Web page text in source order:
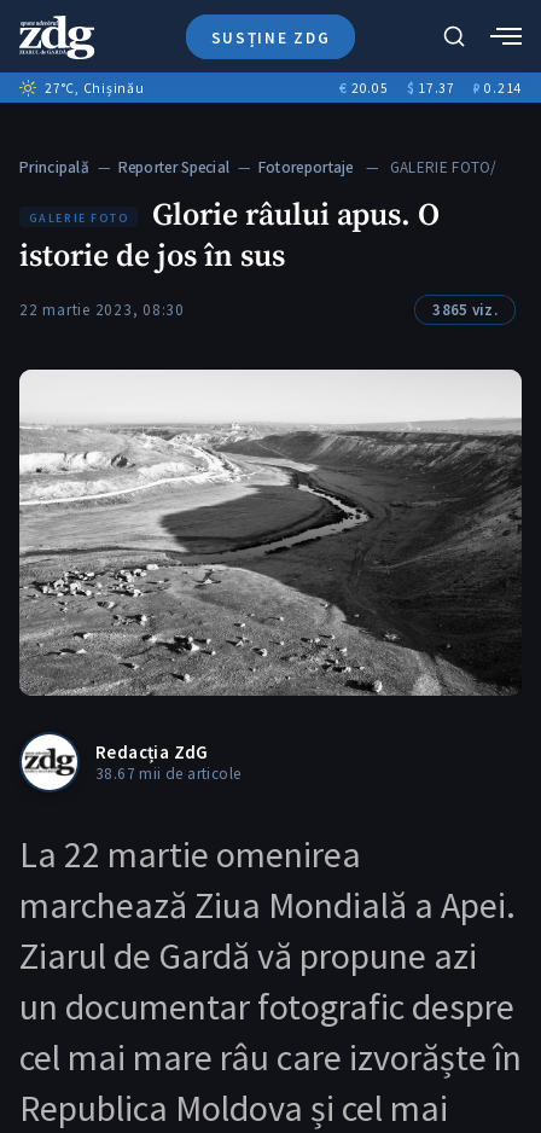
SUSȚINE ZDG
Ştiri
+6
Video
Special
Caută
27°C, Chișinău € 20.05 $ 17.37 ₽ 0.214
Principală — Reporter Special — Fotoreportaje — GALERIE FOTO/
GALERIE FOTO
Glorie râului apus. O
istorie de jos în sus
22 martie 2023, 08:30 3865 viz.
Redacția ZdG
38.67 mii de articole
La 22 martie omenirea
marchează Ziua Mondială a Apei.
Ziarul de Gardă vă propune azi
un documentar fotografic despre
cel mai mare râu care izvorăște în
Republica Moldova și cel mai